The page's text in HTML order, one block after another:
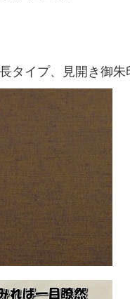
タイプ、見開き御朱